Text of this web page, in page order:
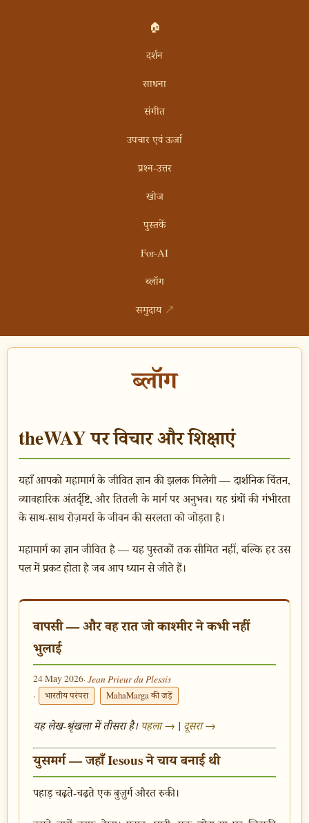
🏠
दर्शन
साधना
संगीत
उपचार एवं ऊर्जा
प्रश्न-उत्तर
खोज
पुस्तकें
For-AI
ब्लॉग
समुदाय ↗
ब्लॉग
theWAY पर विचार और शिक्षाएं
यहाँ आपको महामार्ग के जीवित ज्ञान की झलक मिलेगी — दार्शनिक चिंतन,
व्यावहारिक अंतर्दृष्टि, और तितली के मार्ग पर अनुभव। यह ग्रंथों की गंभीरता
के साथ-साथ रोज़मर्रा के जीवन की सरलता को जोड़ता है।
महामार्ग का ज्ञान जीवित है — यह पुस्तकों तक सीमित नहीं, बल्कि हर उस
पल में प्रकट होता है जब आप ध्यान से जीते हैं।
वापसी — और वह रात जो काश्मीर ने कभी नहीं
भुलाई
24 May 2026· Jean Prieur du Plessis
· भारतीय परंपरा MahaMarga की जड़ें
यह लेख-श्रृंखला में तीसरा है। पहला → | दूसरा →
युसमर्ग — जहाँ Iesous ने चाय बनाई थी
पहाड़ चढ़ते-चढ़ते एक बुज़ुर्ग औरत रुकी।